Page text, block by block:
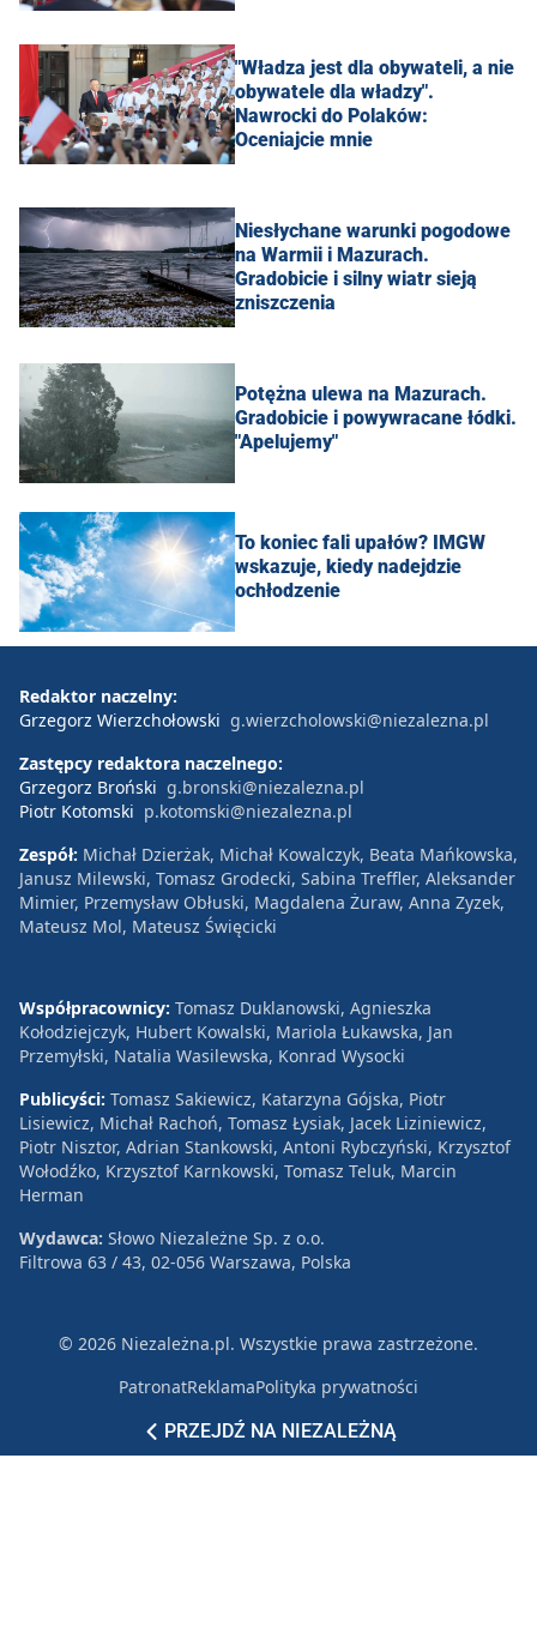
"Władza jest dla obywateli, a nie
obywatele dla władzy".
Nawrocki do Polaków:
Oceniajcie mnie
Niesłychane warunki pogodowe
na Warmii i Mazurach.
Gradobicie i silny wiatr sieją
zniszczenia
Potężna ulewa na Mazurach.
Gradobicie i powywracane łódki.
"Apelujemy"
To koniec fali upałów? IMGW
wskazuje, kiedy nadejdzie
ochłodzenie
PRZEJDŹ NA NIEZALEŻNĄ
Redaktor naczelny:
Grzegorz Wierzchołowski g.wierzcholowski@niezalezna.pl
Zastępcy redaktora naczelnego:
Grzegorz Broński g.bronski@niezalezna.pl
Piotr Kotomski p.kotomski@niezalezna.pl
Zespół: Michał Dzierżak, Michał Kowalczyk, Beata Mańkowska,
Janusz Milewski, Tomasz Grodecki, Sabina Treffler, Aleksander
Mimier, Przemysław Obłuski, Magdalena Żuraw, Anna Zyzek,
Mateusz Mol, Mateusz Święcicki
Współpracownicy: Tomasz Duklanowski, Agnieszka
Kołodziejczyk, Hubert Kowalski, Mariola Łukawska, Jan
Przemyłski, Natalia Wasilewska, Konrad Wysocki
Publicyści: Tomasz Sakiewicz, Katarzyna Gójska, Piotr
Lisiewicz, Michał Rachoń, Tomasz Łysiak, Jacek Liziniewicz,
Piotr Nisztor, Adrian Stankowski, Antoni Rybczyński, Krzysztof
Wołodźko, Krzysztof Karnkowski, Tomasz Teluk, Marcin
Herman
Wydawca: Słowo Niezależne Sp. z o.o.
Filtrowa 63 / 43, 02-056 Warszawa, Polska
© 2026 Niezależna.pl. Wszystkie prawa zastrzeżone.
PatronatReklamaPolityka prywatności